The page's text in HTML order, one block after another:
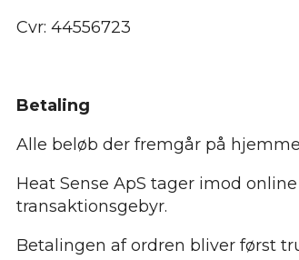
Cvr: 44556723
Betaling
Alle beløb der fremgår på
Heat Sense ApS tager imod
transaktionsgebyr.
Betalingen af ordren bliver først